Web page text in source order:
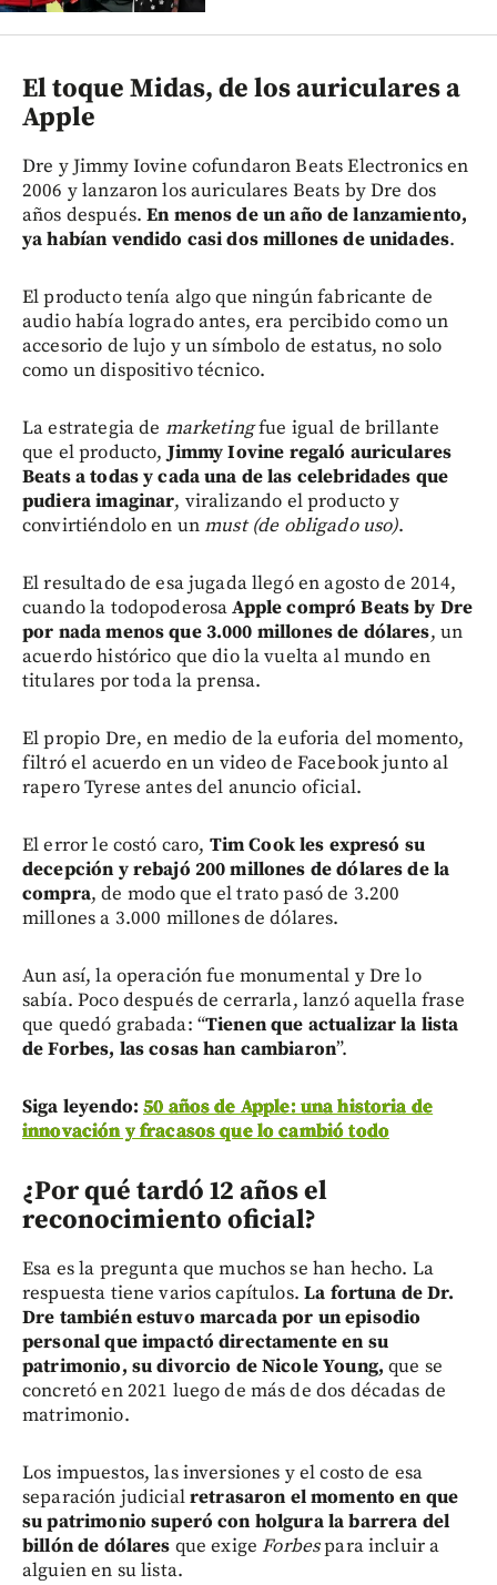
El toque Midas, de los auriculares a
Apple
Dre y Jimmy Iovine cofundaron Beats Electronics en
2006 y lanzaron los auriculares Beats by Dre dos
años después.En menos de un año de lanzamiento,
ya habían vendido casi dos millones de unidades.
El producto tenía algo que ningún fabricante de
audio había logrado antes, era percibido como un
accesorio de lujo y un símbolo de estatus, no solo
como un dispositivo técnico.
La estrategia de marketingfue igual de brillante
que el producto,Jimmy Iovine regaló auriculares
Beats a todas y cada una de las celebridades que
pudiera imaginar, viralizando el producto y
convirtiéndolo en unmust (de obligado uso).
El resultado de esa jugada llegó en agosto de 2014,
cuando la todopoderosaApple compró Beats by Dre
por nada menos que 3.000 millones de dólares, un
acuerdo histórico que dio la vuelta al mundo en
titulares por toda la prensa.
El propio Dre, en medio de la euforia del momento,
filtró el acuerdo en un video de Facebook junto al
rapero Tyrese antes del anuncio oficial.
El error le costó caro, Tim Cook les expresó su
decepción y rebajó 200 millones de dólares de la
compra, de modo que el trato pasó de 3.200
millones a 3.000 millones de dólares.
Aun así, la operación fue monumental y Dre lo
sabía. Poco después de cerrarla, lanzó aquella frase
que quedó grabada: “Tienen que actualizar la lista
de Forbes, las cosas han cambiaron”.
Siga leyendo:50 años de Apple: una historia de
innovación y fracasos que lo cambió todo
¿Por qué tardó 12 años el
reconocimiento oficial?
Esa es la pregunta que muchos se han hecho. La
respuesta tiene varios capítulos.La fortuna de Dr.
Dre también estuvo marcada por un episodio
personal que impactó directamente en su
patrimonio, su divorcio de Nicole Young, que se
concretó en 2021 luego de más de dos décadas de
matrimonio.
Los impuestos, las inversiones y el costo de esa
separación judicialretrasaron el momento en que
su patrimonio superó con holgura la barrera del
billón de dólares que exigeForbespara incluir a
alguien en su lista.